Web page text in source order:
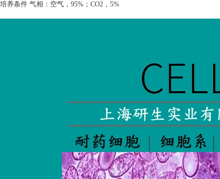
培养条件 气相：空气， 95% ； CO2 ， 5%